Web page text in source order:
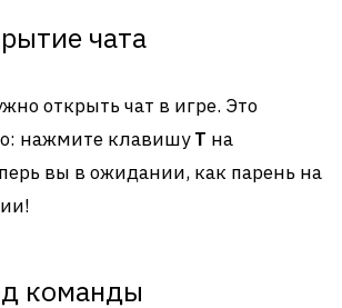
чата
открыть чат в игре. Это
нажмите клавишуT на
вы в ожидании, как парень на
команды